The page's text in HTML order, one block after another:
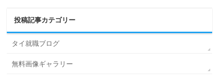
投稿記事カテゴリー
タイ就職ブログ
無料画像ギャラリー